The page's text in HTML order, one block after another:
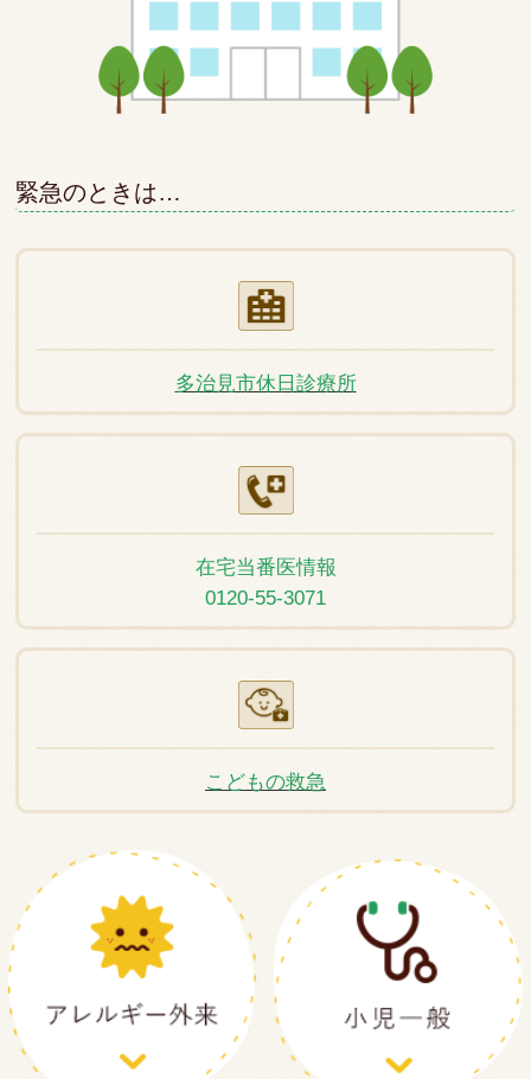
緊急のときは…
多治見市休日診療所
在宅当番医情報
0120-55-3071
こどもの救急